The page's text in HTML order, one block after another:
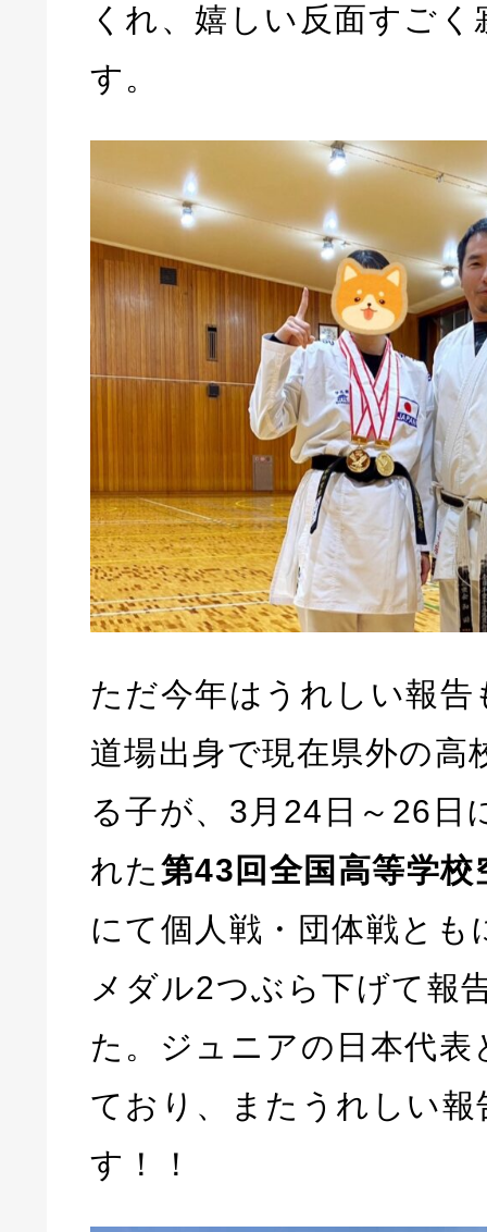
くれ、嬉しい反面すご
す。
ただ今年はうれしい報
道場出身で現在県外の高
る子が、3月24日～26日
れた 第43回全国高等学校
にて個人戦・団体戦とも
メダル2つぶら下げて報
た。ジュニアの日本代表
ており、またうれしい報
す！！